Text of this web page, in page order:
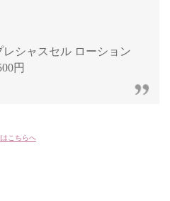
シャスセル ローション
円
こちらへ